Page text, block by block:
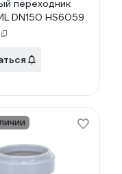
переходник
DN150 HS6059